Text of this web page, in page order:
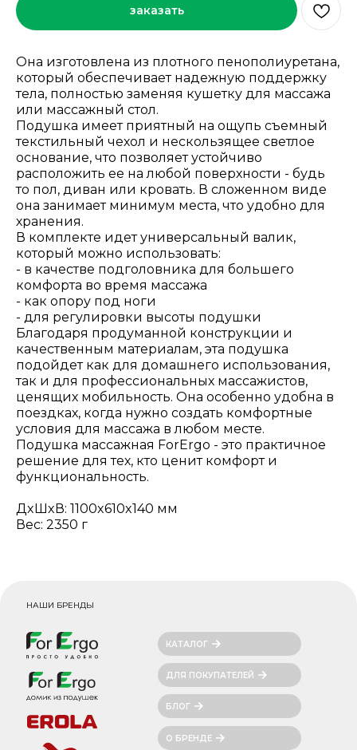
заказать
Она изготовлена из плотного пенополиуретана,
который обеспечивает надежную поддержку
тела, полностью заменяя кушетку для массажа
или массажный стол.
Подушка имеет приятный на ощупь съемный
текстильный чехол и нескользящее светлое
основание, что позволяет устойчиво
расположить ее на любой поверхности - будь
то пол, диван или кровать. В сложенном виде
она занимает минимум места, что удобно для
хранения.
В комплекте идет универсальный валик,
который можно использовать:
- в качестве подголовника для большего
комфорта во время массажа
- как опору под ноги
- для регулировки высоты подушки
Благодаря продуманной конструкции и
качественным материалам, эта подушка
подойдет как для домашнего использования,
так и для профессиональных массажистов,
ценящих мобильность. Она особенно удобна в
поездках, когда нужно создать комфортные
условия для массажа в любом месте.
Подушка массажная ForErgo - это практичное
решение для тех, кто ценит комфорт и
функциональность.
ДxШxВ: 1100x610x140 мм
Вес: 2350 г
НАШИ БРЕНДЫ
КАТАЛОГ
ДЛЯ ПОКУПАТЕЛЕЙ
БЛОГ
О БРЕНДЕ